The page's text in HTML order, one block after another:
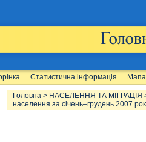
Статистична інформація
Головна > НАСЕЛЕННЯ ТА МІГРАЦІЯ
населення за січень–грудень 2007